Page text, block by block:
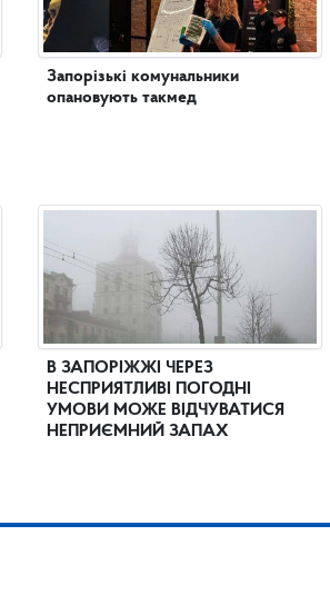
Запорізькі комунальники
опановують такмед
В ЗАПОРІЖЖІ ЧЕРЕЗ
НЕСПРИЯТЛИВІ ПОГОДНІ
УМОВИ МОЖЕ ВІДЧУВАТИСЯ
НЕПРИЄМНИЙ ЗАПАХ